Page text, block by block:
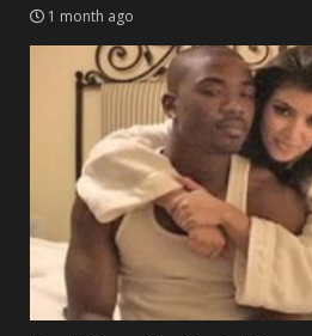
1 month ago